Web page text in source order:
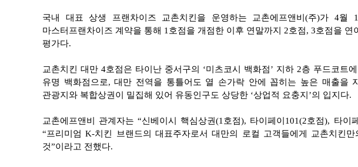
국내 대표 상생 프랜차이즈 교촌치킨을 운영하는 교촌에프앤비(주)가 4
마스터프랜차이즈 계약을 통해 1호점을 개점한 이후 연말까지 2호점, 3호점을
평가다.
교촌치킨 대만 4호점은 타이난 중서구의 ‘미츠코시 백화점’ 지하 2층 푸드코
유명 백화점으로, 대만 전역을 통틀어도 열 손가락 안에 꼽히는 높은 매출을
관광지와 복합상권이 밀집해 있어 유동인구도 상당한 ‘상업적 요충지’의 입지다.
교촌에프앤비 관계자는 “신베이시 핵심상권(1호점), 타이페이101(2호점), 타
“프리미엄 K-치킨 브랜드의 대표주자로서 대만의 로컬 고객들에게 교촌치킨
것”이라고 전했다.